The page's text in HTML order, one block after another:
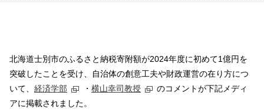
北海道士別市のふるさと納税寄附額が2024年度に初めて1億円を
突破したことを受け、自治体の創意工夫や財政運営の在り方につ
いて、 経済学部 ・ 横山幸司教授
のコメントが下記メディ
アに掲載されました。